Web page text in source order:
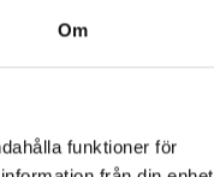
Om
funktioner för